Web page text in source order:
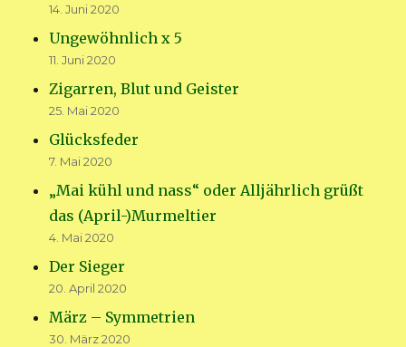
14. Juni 2020
Ungewöhnlich x 5
11. Juni 2020
Zigarren, Blut und Geister
25. Mai 2020
Glücksfeder
7. Mai 2020
„Mai kühl und nass“ oder Alljährlich grüßt
das (April-)Murmeltier
4. Mai 2020
Der Sieger
20. April 2020
März – Symmetrien
30. März 2020